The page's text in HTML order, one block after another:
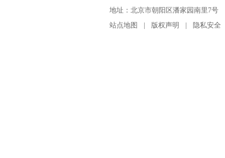
地址：北京市朝阳区潘家园南里7号
站点地图
版权声明 隐私安全